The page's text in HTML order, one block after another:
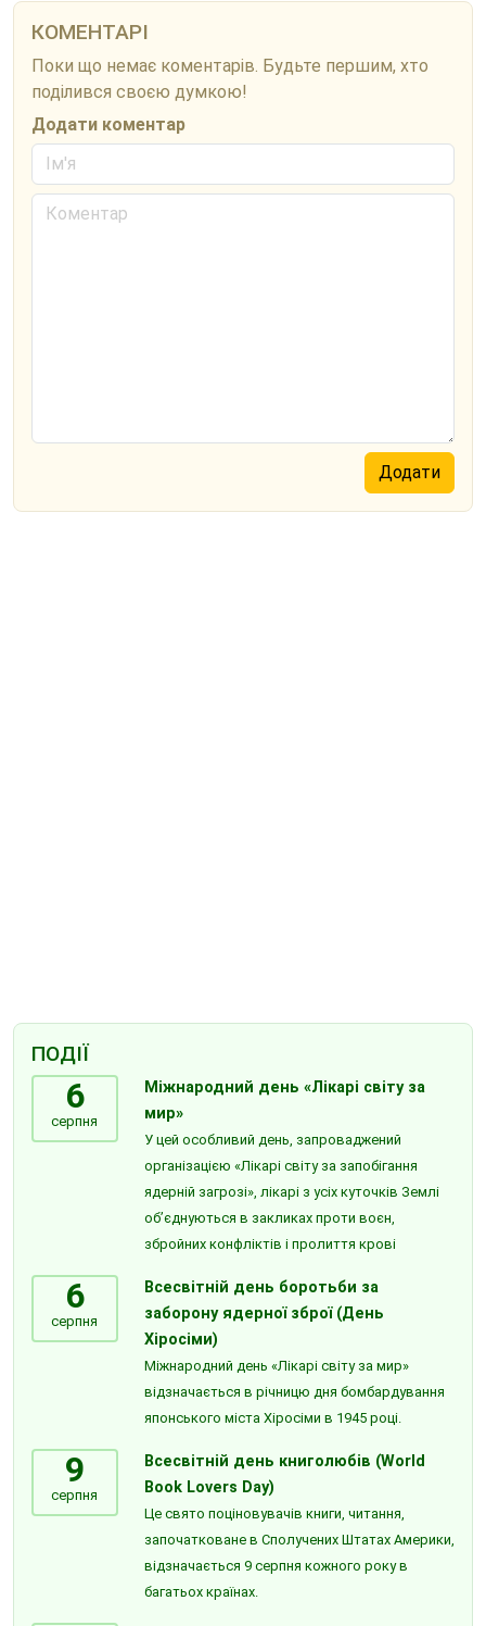
КОМЕНТАРІ
Поки що немає коментарів. Будьте першим, хто
поділився своєю думкою!
Додати коментар
ПОДІЇ
6
серпня
Міжнародний день «Лікарі світу за
мир»
У цей особливий день, запроваджений
організацією «Лікарі світу за запобігання
ядерній загрозі», лікарі з усіх куточків Землі
об’єднуються в закликах проти воєн,
збройних конфліктів і пролиття крові
6
серпня
Всесвітній день боротьби за
заборону ядерної зброї (День
Хіросіми)
Міжнародний день «Лікарі світу за мир»
відзначається в річницю дня бомбардування
японського міста Хіросіми в 1945 році.
9
серпня
Всесвітній день книголюбів (World
Book Lovers Day)
Це свято поціновувачів книги, читання,
започатковане в Сполучених Штатах Америки,
відзначається 9 серпня кожного року в
багатьох країнах.